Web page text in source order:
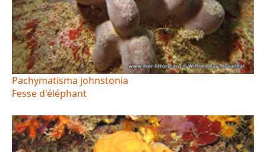
Pachymatisma johnstonia
Fesse d'éléphant